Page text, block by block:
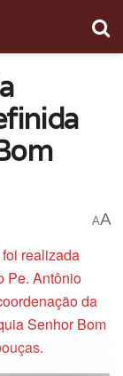
AA
realizada
Pe. Antônio
da
Senhor Bom